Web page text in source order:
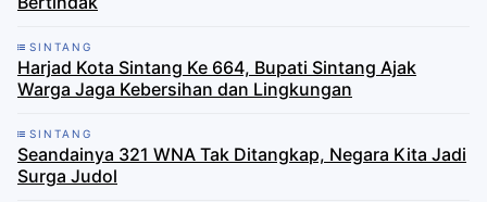
SINTANG
Harjad Kota Sintang Ke 664, Bupati Sintang Ajak
Warga Jaga Kebersihan dan Lingkungan
SINTANG
Seandainya 321 WNA Tak Ditangkap, Negara Kita Jadi
Surga Judol